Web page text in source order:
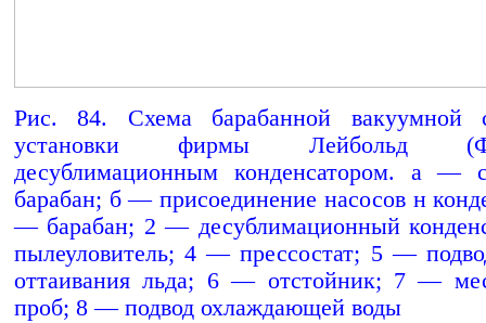
Рис. 84. Схема барабанной вакуумной
установки фирмы Лейбольд
десублимационным конденсатором. а —
барабан; б — присоединение насосов н
— барабан; 2 — десублимационный
пылеуловитель; 4 — прессостат; 5 —
оттаивания льда; 6 — отстойник; 7 —
проб; 8 — подвод охлаждающей воды